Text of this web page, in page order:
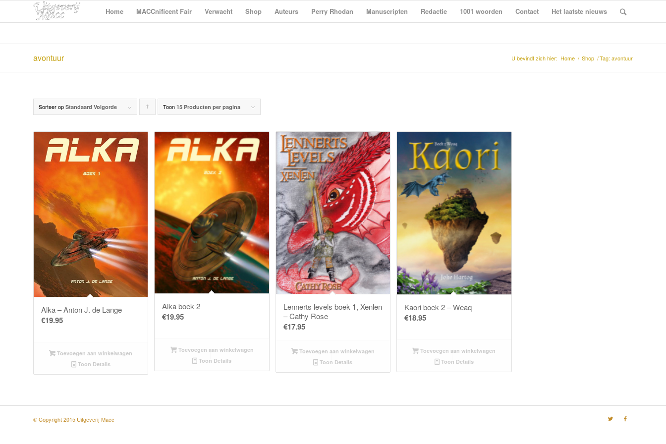
Home MACCnificent Fair Verwacht Shop Auteurs Perry Rhodan Manuscripten Redactie 1001 woorden Contact Het laatste nieuws
avontuur U bevindt zich hier: Home / Shop /Tag: avontuur
Sorteer op Standaard Volgorde
Producten
sorteren
Toon 15 Producten per pagina
Alka – Anton J. de Lange
€19.95
Toevoegen aan winkelwagen
Toon Details
Alka boek 2
€19.95
Toevoegen aan winkelwagen
Toon Details
Lennerts levels boek 1, Xenlen
– Cathy Rose
€17.95
Toevoegen aan winkelwagen
Toon Details
Kaori boek 2 – Weaq
€18.95
Toevoegen aan winkelwagen
Toon Details
© Copyright 2015 Uitgeverij Macc